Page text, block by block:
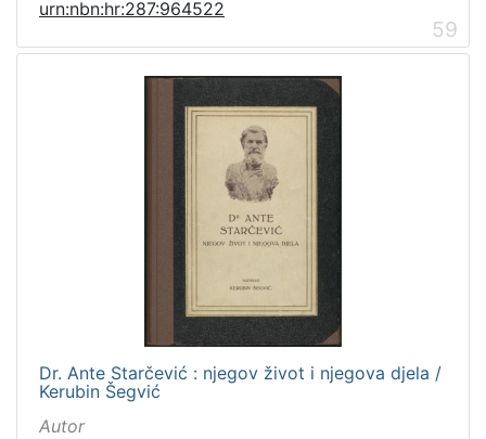
urn:nbn:hr:287:964522
59
Dr. Ante Starčević : njegov život i njegova djela /
Kerubin Šegvić
Autor